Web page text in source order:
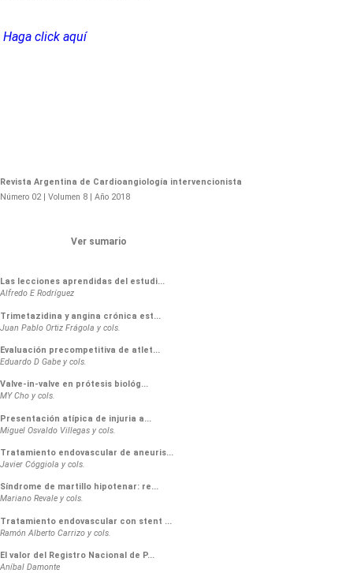
Haga click aquí
Revista Argentina de Cardioangiología intervencionista
Número 02 | Volumen 8 | Año 2018
Ver sumario
Las lecciones aprendidas del estudi...
Alfredo E Rodríguez
Trimetazidina y angina crónica est...
Juan Pablo Ortiz Frágola y cols.
Evaluación precompetitiva de atlet...
Eduardo D Gabe y cols.
Valve-in-valve en prótesis biológ...
MY Cho y cols.
Presentación atípica de injuria a...
Miguel Osvaldo Villegas y cols.
Tratamiento endovascular de aneuris...
Javier Cóggiola y cols.
Síndrome de martillo hipotenar: re...
Mariano Revale y cols.
Tratamiento endovascular con stent ...
Ramón Alberto Carrizo y cols.
El valor del Registro Nacional de P...
Aníbal Damonte